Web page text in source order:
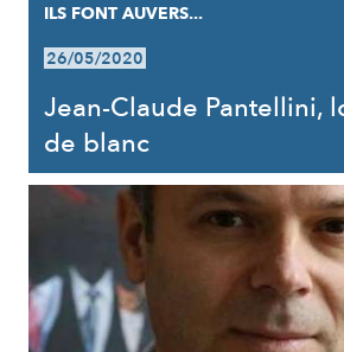
ILS FONT AUVERS...
26/05/2020
Jean-Claude Pantellini,
de blanc